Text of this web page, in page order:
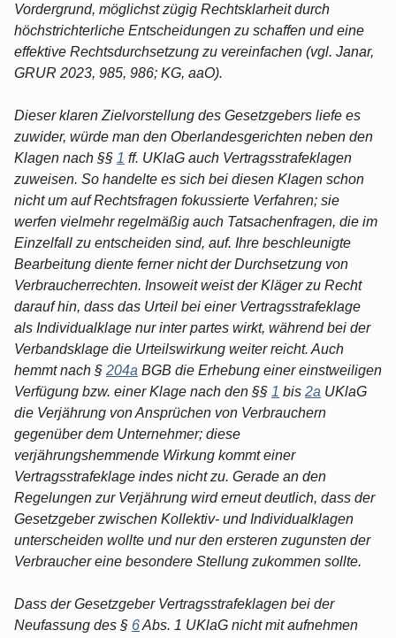
Vordergrund, möglichst zügig Rechtsklarheit durch
höchstrichterliche Entscheidungen zu schaffen und eine
effektive Rechtsdurchsetzung zu vereinfachen (vgl. Janar,
GRUR 2023, 985, 986; KG, aaO).
Dieser klaren Zielvorstellung des Gesetzgebers liefe es
zuwider, würde man den Oberlandesgerichten neben den
Klagen nach §§ 1 ff. UKlaG auch Vertragsstrafeklagen
zuweisen. So handelte es sich bei diesen Klagen schon
nicht um auf Rechtsfragen fokussierte Verfahren; sie
werfen vielmehr regelmäßig auch Tatsachenfragen, die im
Einzelfall zu entscheiden sind, auf. Ihre beschleunigte
Bearbeitung diente ferner nicht der Durchsetzung von
Verbraucherrechten. Insoweit weist der Kläger zu Recht
darauf hin, dass das Urteil bei einer Vertragsstrafeklage
als Individualklage nur inter partes wirkt, während bei der
Verbandsklage die Urteilswirkung weiter reicht. Auch
hemmt nach § 204a BGB die Erhebung einer einstweiligen
Verfügung bzw. einer Klage nach den §§ 1 bis 2a UKlaG
die Verjährung von Ansprüchen von Verbrauchern
gegenüber dem Unternehmer; diese
verjährungshemmende Wirkung kommt einer
Vertragsstrafeklage indes nicht zu. Gerade an den
Regelungen zur Verjährung wird erneut deutlich, dass der
Gesetzgeber zwischen Kollektiv- und Individualklagen
unterscheiden wollte und nur den ersteren zugunsten der
Verbraucher eine besondere Stellung zukommen sollte.
Dass der Gesetzgeber Vertragsstrafeklagen bei der
Neufassung des § 6Abs. 1 UKlaG nicht mit aufnehmen